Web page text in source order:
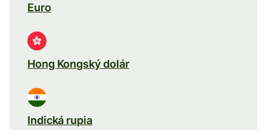
Euro
Hong Kongský dolár
Indická rupia